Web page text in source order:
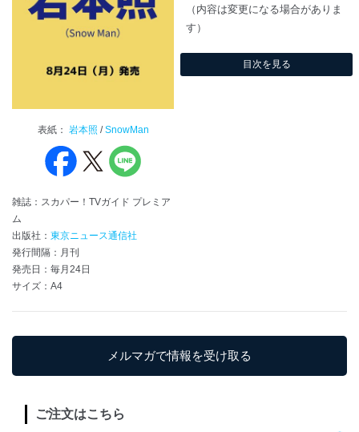
表紙： 岩本照 /SnowMan
雑誌：スカパー！TVガイド プレミア
ム
出版社： 東京ニュース通信社
発行間隔：月刊
発売日：毎月24日
サイズ：A4
（内容は変更になる場合がありま
す）
目次を見る
メルマガで情報を受け取る
ご注文はこちら